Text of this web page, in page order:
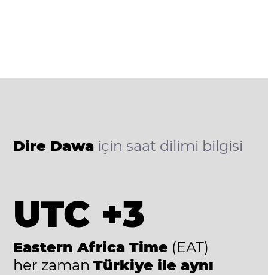
Dire Dawa için saat dilimi bilgisi
UTC +3
Eastern Africa Time (EAT)
her zaman Türkiye ile aynı